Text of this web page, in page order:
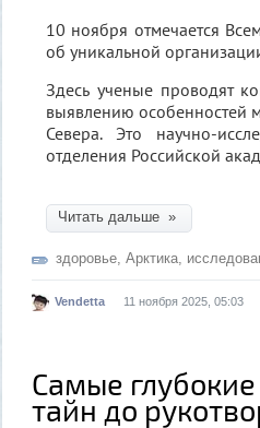
10 ноября отмечается
об уникальной
Здесь ученые проводят
выявлению особенностей
Севера. Это научно-
отделения Российской
Читать дальше »
здоровье, Арктика,
Vendetta 11 ноября 2025, 05:03
Самые
тайн до